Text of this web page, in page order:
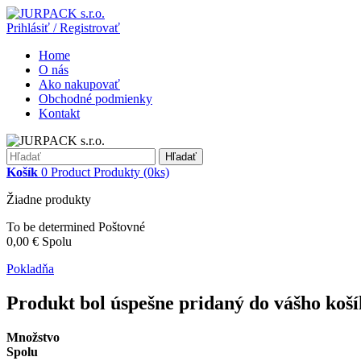
Prihlásiť / Registrovať
Home
O nás
Ako nakupovať
Obchodné podmienky
Kontakt
Hľadať
Košík 0 Product Produkty (0ks)
Žiadne produkty
To be determined Poštovné
0,00 € Spolu
Pokladňa
Produkt bol úspešne pridaný do vášho
Množstvo
Spolu